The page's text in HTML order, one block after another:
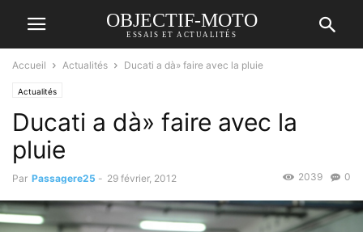
OBJECTIF-MOTO
ESSAIS ET ACTUALITÉS
Accueil Actualités Ducati a dà» faire avec la pluie
Actualités
Ducati a dà» faire avec la
pluie
Par Passagere25 - 29 février, 2012 0
2039